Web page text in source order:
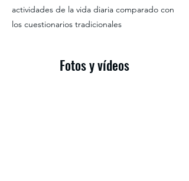
actividades de la vida diaria comparado con
los cuestionarios tradicionales
Fotos y vídeos